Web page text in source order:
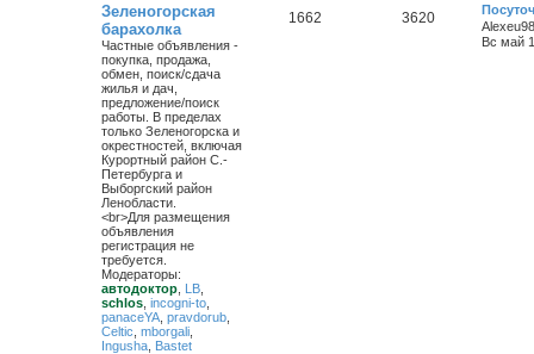
Зеленогорская
барахолка
Частные объявления -
покупка, продажа,
обмен, поиск/сдача
жилья и дач,
предложение/поиск
работы. В пределах
только Зеленогорска и
окрестностей, включая
Курортный район С.-
Петербурга и
Выборгский район
Ленобласти.
<br>Для размещения
объявления
регистрация не
требуется.
Модераторы:
автодоктор LB
schlos incogni-to
panaceYA pravdorub
Celtic mborgali
Ingusha Bastet
1662 3620
Alexeu98
Вс май